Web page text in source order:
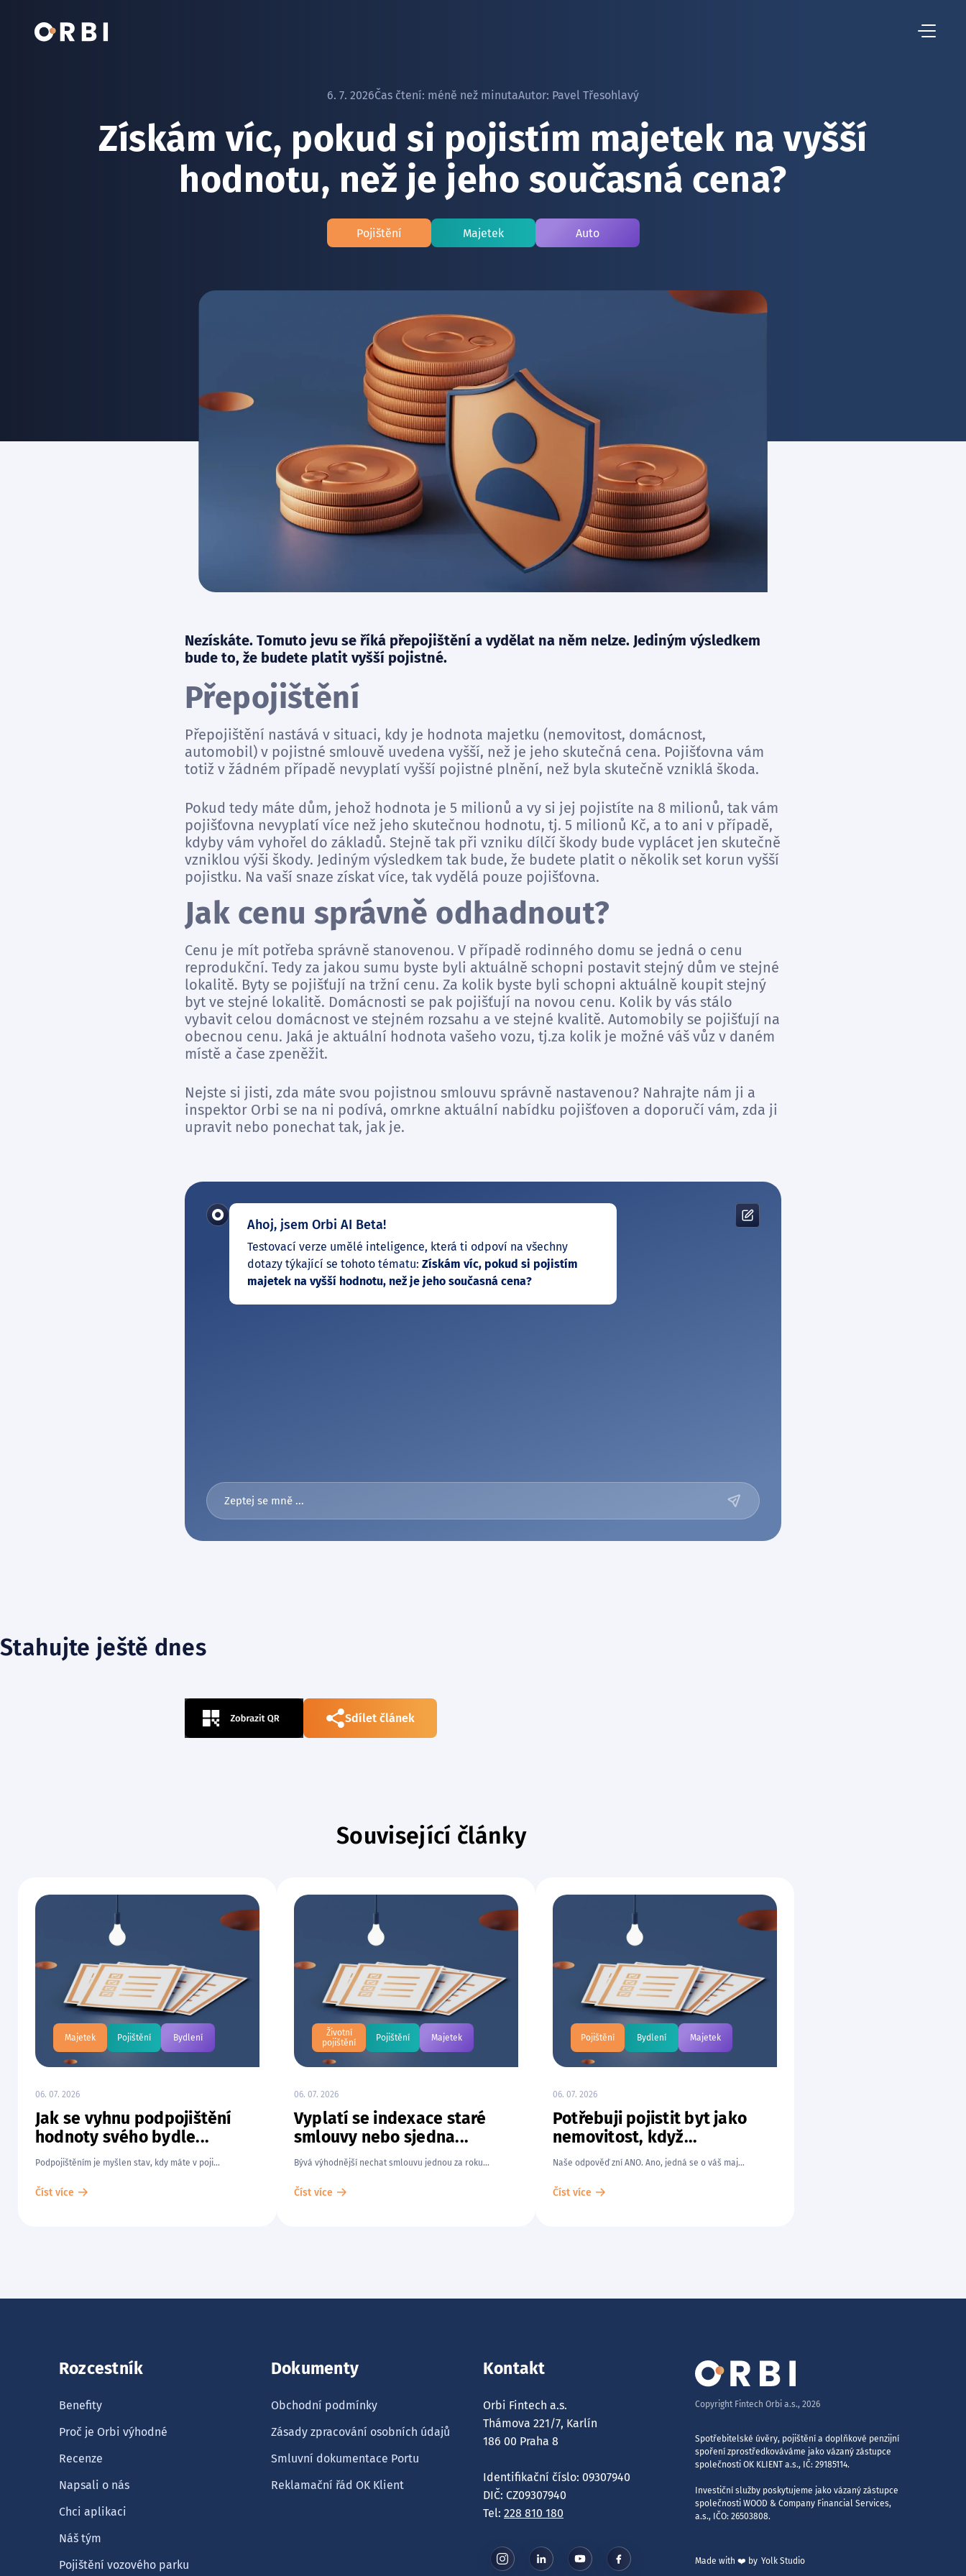
6. 7. 2026Čas čtení: méně než minutaAutor: Pavel Třesohlavý
Získám víc, pokud si pojistím majetek na vyšší
hodnotu, než je jeho současná cena?
Pojištění Majetek Auto
Nezískáte. Tomuto jevu se říká přepojištění a vydělat na něm nelze. Jediným výsledkem
bude to, že budete platit vyšší pojistné.
Přepojištění
Přepojištění nastává v situaci, kdy je hodnota majetku (nemovitost, domácnost,
automobil) v pojistné smlouvě uvedena vyšší, než je jeho skutečná cena. Pojišťovna vám
totiž v žádném případě nevyplatí vyšší pojistné plnění, než byla skutečně vzniklá škoda.
Pokud tedy máte dům, jehož hodnota je 5 milionů a vy si jej pojistíte na 8 milionů, tak vám
pojišťovna nevyplatí více než jeho skutečnou hodnotu, tj. 5 milionů Kč, a to ani v případě,
kdyby vám vyhořel do základů. Stejně tak při vzniku dílčí škody bude vyplácet jen skutečně
vzniklou výši škody. Jediným výsledkem tak bude, že budete platit o několik set korun vyšší
pojistku. Na vaší snaze získat více, tak vydělá pouze pojišťovna.
Jak cenu správně odhadnout?
Cenu je mít potřeba správně stanovenou. V případě rodinného domu se jedná o cenu
reprodukční. Tedy za jakou sumu byste byli aktuálně schopni postavit stejný dům ve stejné
lokalitě. Byty se pojišťují na tržní cenu. Za kolik byste byli schopni aktuálně koupit stejný
byt ve stejné lokalitě. Domácnosti se pak pojišťují na novou cenu. Kolik by vás stálo
vybavit celou domácnost ve stejném rozsahu a ve stejné kvalitě. Automobily se pojišťují na
obecnou cenu. Jaká je aktuální hodnota vašeho vozu, tj.za kolik je možné váš vůz v daném
místě a čase zpeněžit.
Nejste si jisti, zda máte svou pojistnou smlouvu správně nastavenou? Nahrajte nám ji a
inspektor Orbi se na ni podívá, omrkne aktuální nabídku pojišťoven a doporučí vám, zda ji
upravit nebo ponechat tak, jak je.
Ahoj, jsem Orbi AI Beta!
Testovací verze umělé inteligence, která ti odpoví na všechny
dotazy týkající se tohoto tématu: Získám víc, pokud si pojistím
majetek na vyšší hodnotu, než je jeho současná cena?
Stahujte ještě dnes
Sdílet článek
Související články
Majetek Pojištění Bydlení
06. 07. 2026
Jak se vyhnu podpojištění
hodnoty svého bydle...
Podpojištěním je myšlen stav, kdy máte v poji...
Číst více
Životní
pojištění
Pojištění Majetek
06. 07. 2026
Vyplatí se indexace staré
smlouvy nebo sjedna...
Bývá výhodnější nechat smlouvu jednou za roku...
Číst více
Pojištění Bydlení Majetek
06. 07. 2026
Potřebuji pojistit byt jako
nemovitost, když...
Naše odpověď zní ANO. Ano, jedná se o váš maj...
Číst více
Rozcestník
Benefity
Proč je Orbi výhodné
Recenze
Napsali o nás
Chci aplikaci
Náš tým
Pojištění vozového parku
Dokumenty
Obchodní podmínky
Zásady zpracování osobních údajů
Smluvní dokumentace Portu
Reklamační řád OK Klient
Kontakt
Orbi Fintech a.s.
Thámova 221/7, Karlín
186 00 Praha 8
Identifikační číslo: 09307940
DIČ: CZ09307940
Tel: 228 810 180
Made with ❤️ by Yolk Studio
Spotřebitelské úvěry, pojištění a doplňkové penzijní
spoření zprostředkováváme jako vázaný zástupce
společnosti OK KLIENT a.s., IČ: 29185114.
Investiční služby poskytujeme jako vázaný zástupce
společnosti WOOD & Company Financial Services,
a.s., IČO: 26503808.
Copyright Fintech Orbi a.s., 2026